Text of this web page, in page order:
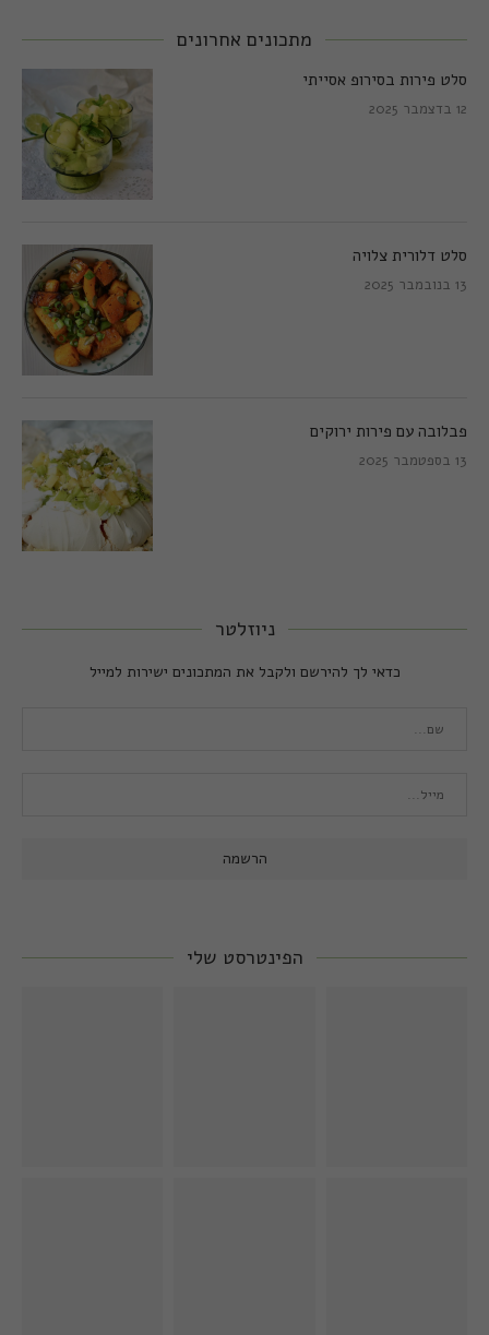
מתכונים אחרונים
סלט פירות בסירופ אסייתי
12 בדצמבר 2025
סלט דלורית צלויה
13 בנובמבר 2025
פבלובה עם פירות ירוקים
13 בספטמבר 2025
ניוזלטר
כדאי לך להירשם ולקבל את המתכונים ישירות למייל
הפינטרסט שלי